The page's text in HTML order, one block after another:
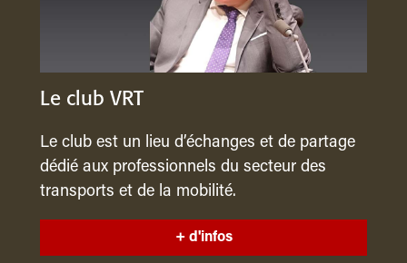
Le club VRT
Le club est un lieu d’échanges et de partage
dédié aux professionnels du secteur des
transports et de la mobilité.
+ d'infos